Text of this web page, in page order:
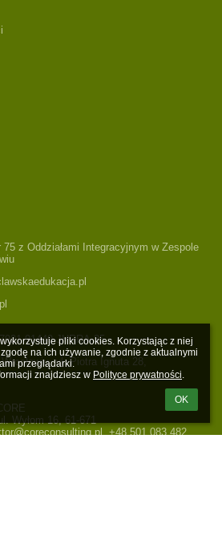
pliki cookies. Korzystając z niej
na ich używanie, zgodnie z aktualnymi
przeglądarki.
znajdziesz w Polityce prywatności.
OK
75 z Oddziałami Integracyjnym w Zespole
91449-JHRRA-35
ul. Piotra Ignuta 28,
Wyłom 16, 61-671
+48 501 083 482